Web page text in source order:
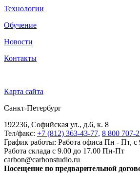
Технологии
Обучение
Новости
Контакты
Карта сайта
Санкт-Петербург
192236, Софийская ул., д.6, к. 8
Тел/факс: +7 (812) 363-43-77, 8 800 707-
График работы: Работа офиса Пн - Пт, с
Работа склада с 9.00 до 17.00 Пн-Пт
carbon@carbonstudio.ru
Посещение по предварительной